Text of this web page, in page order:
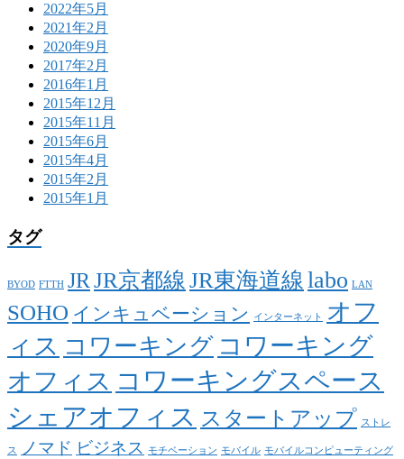
2022年5月
2021年2月
2020年9月
2017年2月
2016年1月
2015年12月
2015年11月
2015年6月
2015年4月
2015年2月
2015年1月
タグ
BYOD FTTH JRJR京都線 JR東海道線 labo LAN
SOHO インキュベーション インターネット
オフ
ィス コワーキング コワーキング
オフィス コワーキングスペース
シェアオフィス スタートアップ ストレ
ス ノマド ビジネス モチベーション モバイル モバイルコンピューティング